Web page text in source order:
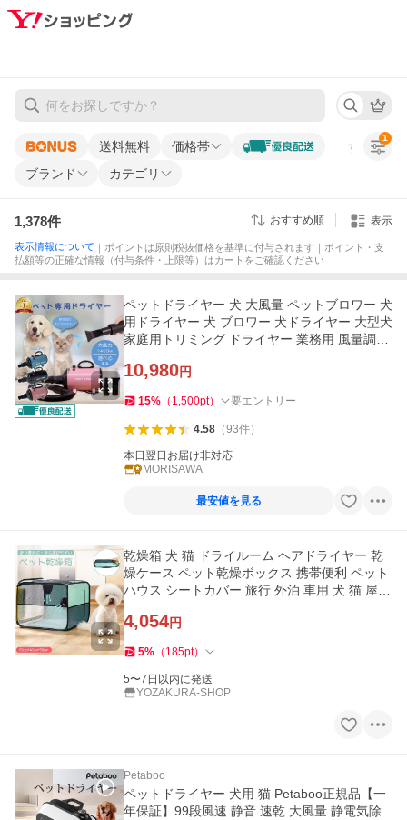
送料無料 価格帯 すべての条
ブランド カテゴリ
1
1,378件 おすすめ順 表示
表示情報について ｜ポイントは原則税抜価格を基準に付与されます｜ポイント・支
払額等の正確な情報（付与条件・上限等）はカートをご確認ください
ペットドライヤー 犬 大風量 ペットブロワー 犬
用ドライヤー 犬 ブロワー 犬ドライヤー 大型犬
家庭用トリミング ドライヤー 業務用 風量調整
10,980円
15% （ 1,500pt） 要エントリー
4.58（93件）
本日翌日お届け非対応
MORISAWA
最安値を見る
乾燥箱 犬 猫 ドライルーム ヘアドライヤー 乾
燥ケース ペット乾燥ボックス 携帯便利 ペット
ハウス シートカバー 旅行 外泊 車用 犬 猫 屋内
4,054円
5% （ 185pt）
5〜7日以内に発送
YOZAKURA-SHOP
Petaboo
ペットドライヤー 犬用 猫 Petaboo正規品【一
年保証】99段風速 静音 速乾 大風量 静電気除